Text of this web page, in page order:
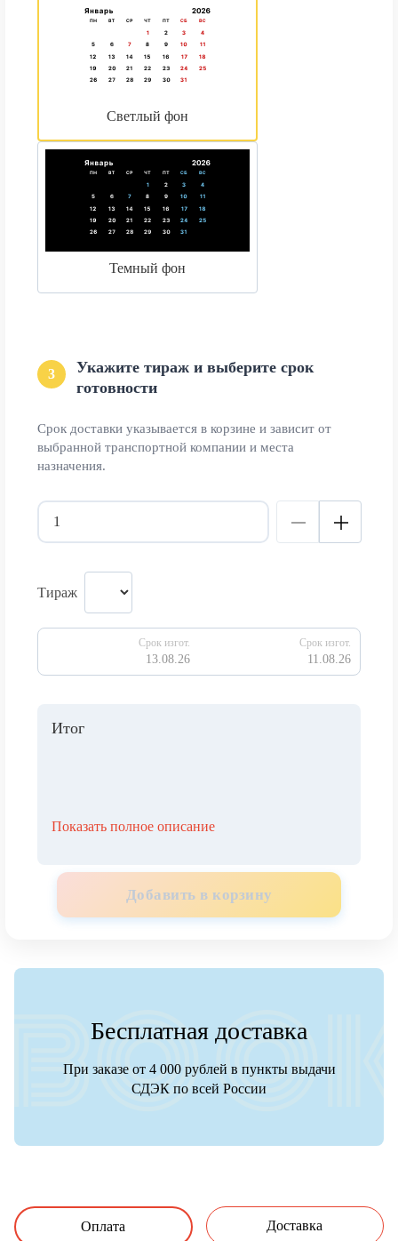
Светлый фон
Темный фон
3
Укажите тираж и выберите срок
готовности
Срок доставки указывается в корзине и зависит от
выбранной транспортной компании и места
назначения.
Тираж
Срок изгот.
13.08.26
Срок изгот.
11.08.26
Итог
Показать полное описание
Добавить в корзину
Бесплатная доставка
При заказе от 4 000 рублей в пункты выдачи
СДЭК по всей России
Оплата Доставка